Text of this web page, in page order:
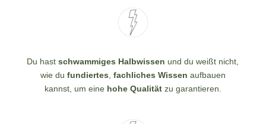
Du hastschwammiges Halbwissen und du weißt nicht,
wie du fundiertes fachliches Wissen aufbauen
kannst, um eine hohe Qualitätzu garantieren.